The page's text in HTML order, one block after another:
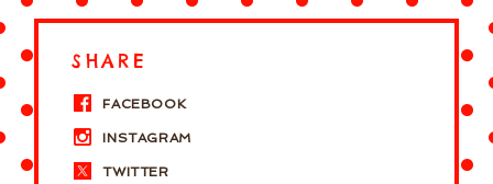
SHARE
FACEBOOK
INSTAGRAM
TWITTER